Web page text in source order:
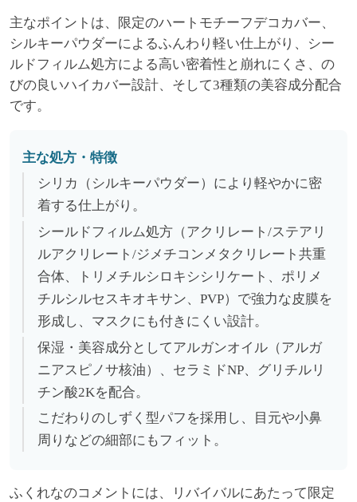
主なポイントは、限定のハートモチーフデコカバー、
シルキーパウダーによるふんわり軽い仕上がり、シー
ルドフィルム処方による高い密着性と崩れにくさ、の
びの良いハイカバー設計、そして3種類の美容成分配合
です。
主な処方・特徴
シリカ（シルキーパウダー）により軽やかに密
着する仕上がり。
シールドフィルム処方（アクリレート/ステアリ
ルアクリレート/ジメチコンメタクリレート共重
合体、トリメチルシロキシシリケート、ポリメ
チルシルセスキオキサン、PVP）で強力な皮膜を
形成し、マスクにも付きにくい設計。
保湿・美容成分としてアルガンオイル（アルガ
ニアスピノサ核油）、セラミドNP、グリチルリ
チン酸2Kを配合。
こだわりのしずく型パフを採用し、目元や小鼻
周りなどの細部にもフィット。
ふくれなのコメントには、リバイバルにあたって限定